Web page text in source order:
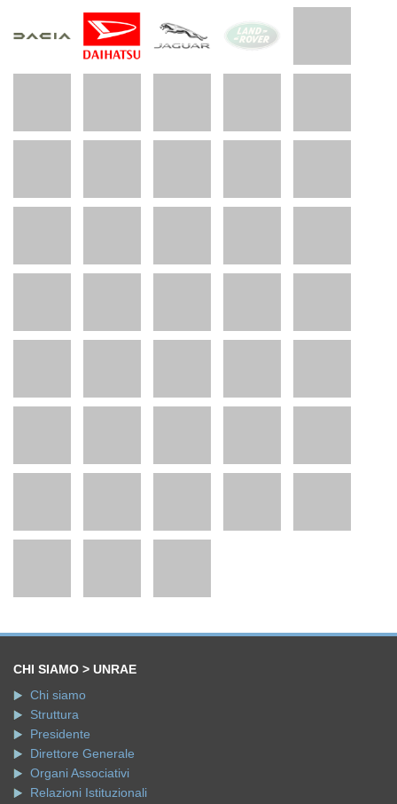
CHI SIAMO > UNRAE
Chi siamo
Struttura
Presidente
Direttore Generale
Organi Associativi
Relazioni Istituzionali